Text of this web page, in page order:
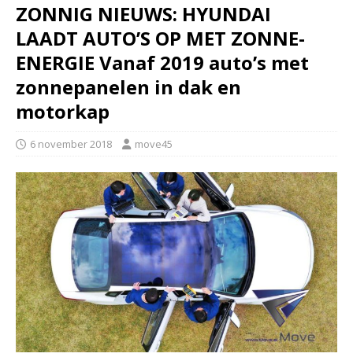
ZONNIG NIEUWS: HYUNDAI
LAADT AUTO’S OP MET ZONNE-
ENERGIE Vanaf 2019 auto’s met
zonnepanelen in dak en
motorkap
6 november 2018 move45